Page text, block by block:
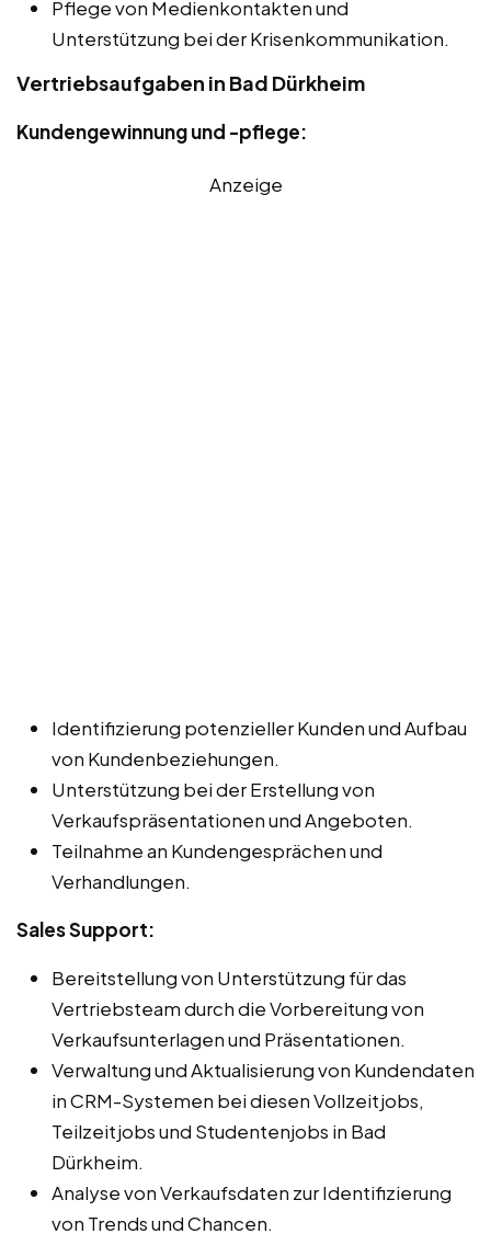
Pflege von Medienkontakten und
Unterstützung bei der Krisenkommunikation.
Vertriebsaufgaben in Bad Dürkheim
Kundengewinnung und -pflege:
Anzeige
Identifizierung potenzieller Kunden und Aufbau
von Kundenbeziehungen.
Unterstützung bei der Erstellung von
Verkaufspräsentationen und Angeboten.
Teilnahme an Kundengesprächen und
Verhandlungen.
Sales Support:
Bereitstellung von Unterstützung für das
Vertriebsteam durch die Vorbereitung von
Verkaufsunterlagen und Präsentationen.
Verwaltung und Aktualisierung von Kundendaten
in CRM-Systemen bei diesen Vollzeitjobs,
Teilzeitjobs und Studentenjobs in Bad
Dürkheim.
Analyse von Verkaufsdaten zur Identifizierung
von Trends und Chancen.